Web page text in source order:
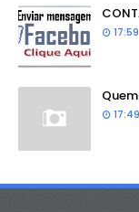
17:59
17:49